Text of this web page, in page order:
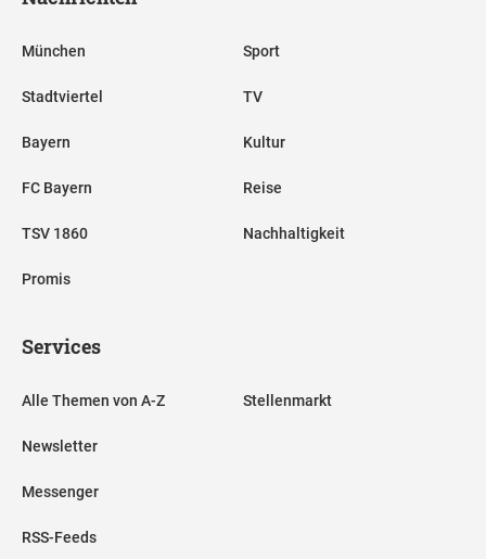
München
Stadtviertel
Bayern
FC Bayern
TSV 1860
Promis
Sport
TV
Kultur
Reise
Nachhaltigkeit
Services
Alle Themen von A-Z
Newsletter
Messenger
RSS-Feeds
Stellenmarkt